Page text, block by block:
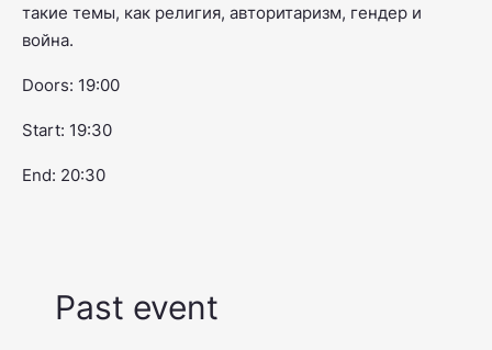
такие темы, как религия, авторитаризм, гендер и
война.
Doors: 19:00
Start: 19:30
End: 20:30
Past event